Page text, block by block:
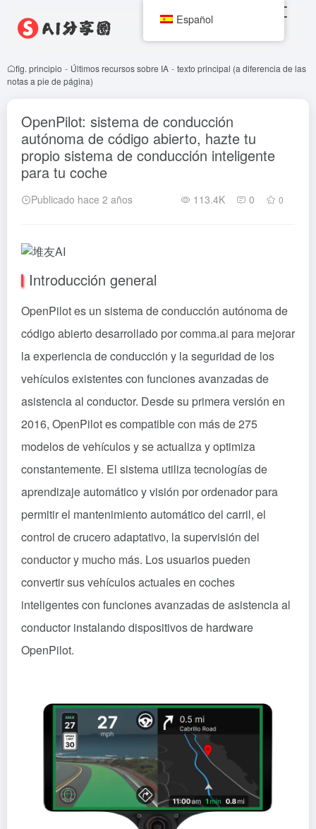
fig. principio - Últimos recursos sobre IA - texto principal (a diferencia de las
notas a pie de página)
OpenPilot: sistema de conducción
autónoma de código abierto, hazte tu
propio sistema de conducción inteligente
para tu coche
Publicado hace 2 años 113.4K 0 0
Introducción general
OpenPilot es un sistema de conducción autónoma de
código abierto desarrollado por comma.ai para mejorar
la experiencia de conducción y la seguridad de los
vehículos existentes con funciones avanzadas de
asistencia al conductor. Desde su primera versión en
2016, OpenPilot es compatible con más de 275
modelos de vehículos y se actualiza y optimiza
constantemente. El sistema utiliza tecnologías de
aprendizaje automático y visión por ordenador para
permitir el mantenimiento automático del carril, el
control de crucero adaptativo, la supervisión del
conductor y mucho más. Los usuarios pueden
convertir sus vehículos actuales en coches
inteligentes con funciones avanzadas de asistencia al
conductor instalando dispositivos de hardware
OpenPilot.
Español